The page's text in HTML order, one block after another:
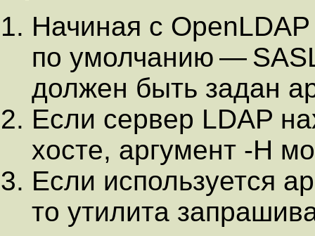
Начиная с
по умолчанию —
должен быть задан
Если сервер LDAP
хосте, аргумент -H
Если используется
то утилита